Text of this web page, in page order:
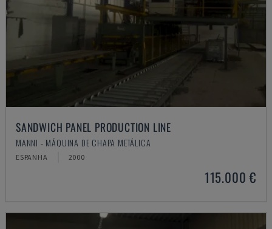
SANDWICH PANEL PRODUCTION LINE
MANNI - MÁQUINA DE CHAPA METÁLICA
ESPANHA 2000
115.000 €